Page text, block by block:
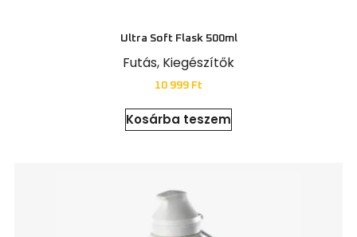
Ultra Soft Flask 500ml
Futás, Kiegészítők
10 999 Ft
Kosárba teszem